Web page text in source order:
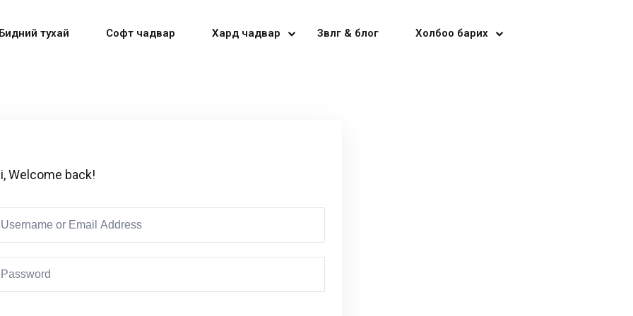
тухай Софт чадвар Хард чадвар Зөвлөгөө & блог Холбоо барих
Welcome back!
Don’t have an account?Sign up